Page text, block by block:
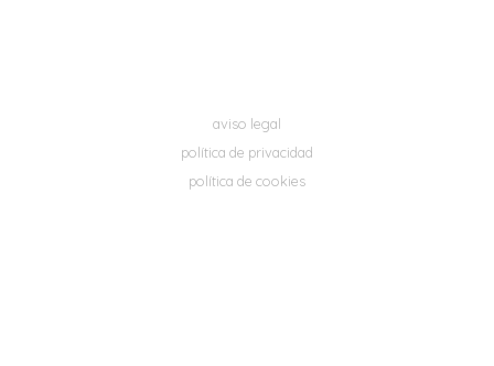
aviso legal
política de privacidad
política de cookies